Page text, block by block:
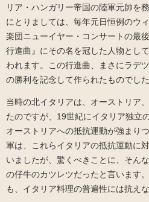
リア・ハンガリー帝国の陸軍元帥を
にとりましては、毎年元日恒例のウ
楽団ニューイヤー・コンサートの最
行進曲』にその名を冠した人物とし
われます。この行進曲、まさにラデ
の勝利を記念して作られたものでした
当時の北イタリアは、オーストリア
たのですが、19世紀にイタリア独立
オーストリアへの抵抗運動が強まり
軍は、これらイタリアの抵抗運動に
いましたが、驚くべきことに、そん
の仔牛のカツレツだったと言います
も、イタリア料理の普遍性には抗え